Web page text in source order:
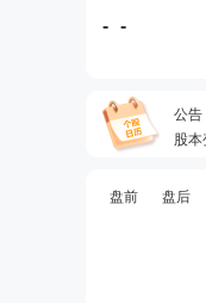
- -
公告
股本
公告
盘前 盘后